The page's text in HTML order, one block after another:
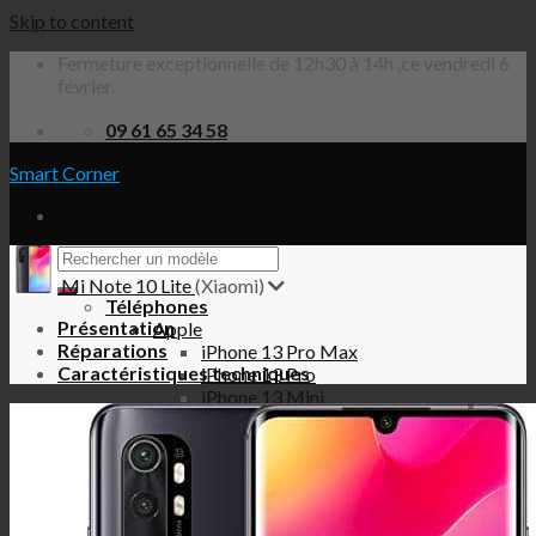
Skip to content
09 61 65 34 58
Smart Corner
Téléphones
Apple
iPhone 13 Pro Max
iPhone 13 Pro
iPhone 13 Mini
iPhone 13
iPhone 12 Pro Max
iPhone 12 Pro
iPhone 12 Mini
iPhone 12
Mi Note 10 Lite(Xiaomi)
Présentation
Réparations
Caractéristiques techniques